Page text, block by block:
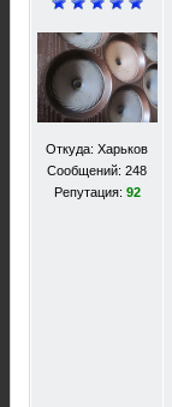
Откуда: Харьков
Сообщений: 248
Репутация: 92